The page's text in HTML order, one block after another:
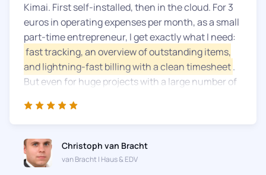
Kimai. First self-installed, then in the cloud. For 3
euros in operating expenses per month, as a small
part-time entrepreneur, I get exactly what I need:
fast tracking, an overview of outstanding items,
and lightning-fast billing with a clean timesheet.
But even for huge projects with a large number of
for everyone to use. And the support, in the person
of Kevin, responds quickly and comprehensively to
everything you need. Many thanks for that!
Christoph van Bracht
van Bracht | Haus & EDV